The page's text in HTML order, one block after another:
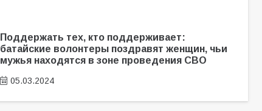
Поддержать тех, кто поддерживает:
батайские волонтеры поздравят женщин, чьи
мужья находятся в зоне проведения СВО
05.03.2024